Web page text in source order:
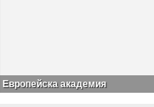
Европейска академия